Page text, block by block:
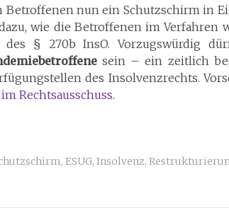
nun ein Schutzschirm in
wie die Betroffenen im Verfahren
§ 270b InsO. Vorzugswürdig
sein – ein zeitlich
des Insolvenzrechts.
Rechtsausschuss.
, ESUG, Insolvenz,